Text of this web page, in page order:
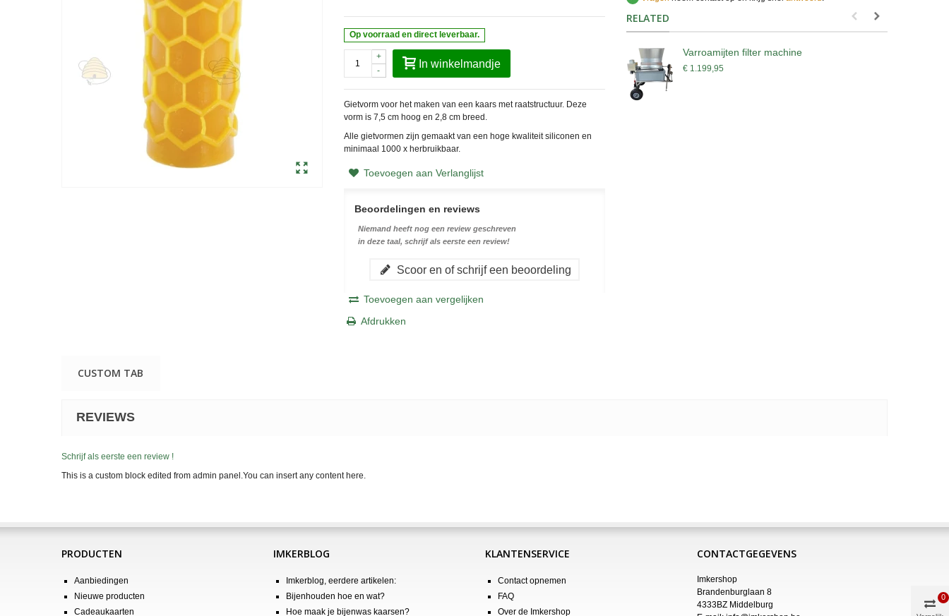
Op voorraad en direct leverbaar.
-
+
In winkelmandje
Gietvorm voor het maken van een kaars met raatstructuur. Deze
vorm is 7,5 cm hoog en 2,8 cm breed.
Alle gietvormen zijn gemaakt van een hoge kwaliteit siliconen en
minimaal 1000 x herbruikbaar.
Toevoegen aan Verlanglijst
Beoordelingen en reviews
Niemand heeft nog een review geschreven
in deze taal, schrijf als eerste een review!
Scoor en of schrijf een beoordeling
Toevoegen aan vergelijken
Afdrukken
RELATED
Varroamijten filter machine
€ 1.199,95
CUSTOM TAB
REVIEWS
Schrijf als eerste een review !
This is a custom block edited from admin panel.You can insert any content here.
PRODUCTEN
Aanbiedingen
Nieuwe producten
Cadeaukaarten
IMKERBLOG
Imkerblog, eerdere artikelen:
Bijenhouden hoe en wat?
Hoe maak je bijenwas kaarsen?
KLANTENSERVICE
Contact opnemen
FAQ
Over de Imkershop
CONTACTGEGEVENS
Imkershop
Brandenburglaan 8
4333BZ Middelburg
0